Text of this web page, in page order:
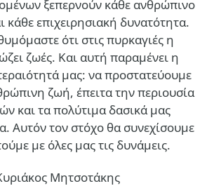
ξεπερνούν κάθε ανθρώπινο
κάθε επιχειρησιακή δυνατότητα.
ότι στις πυρκαγιές η
ζωές. Και αυτή παραμένει η
μας: να προστατεύουμε
ζωή, έπειτα την περιουσία
και τα πολύτιμα δασικά μας
Αυτόν τον στόχο θα συνεχίσουμε
με όλες μας τις δυνάμεις.
Μητσοτάκης